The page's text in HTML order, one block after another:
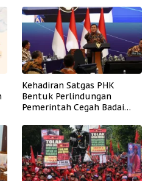
Kehadiran Satgas PHK
Bentuk Perlindungan
Pemerintah Cegah Badai